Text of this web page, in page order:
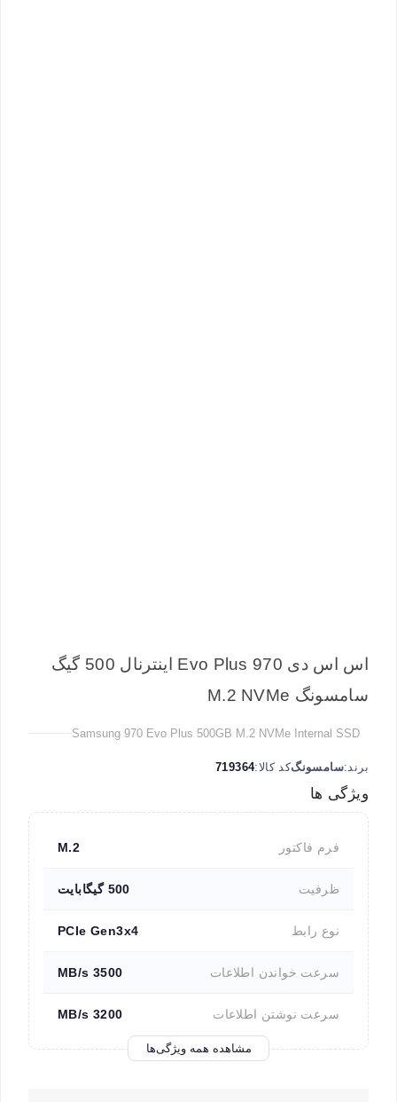
اس اس دی 970 Evo Plus اینترنال 500 گیگ
سامسونگ M.2 NVMe
Samsung 970 Evo Plus 500GB M.2 NVMe Internal SSD
برند:سامسونگکد کالا:719364
ویژگی ها
فرم فاکتور M.2
ظرفیت 500 گیگابایت
نوع رابط PCIe Gen3x4
سرعت خواندن اطلاعات 3500 MB/s
سرعت نوشتن اطلاعات 3200 MB/s
مشاهده همه ویژگی‌ها